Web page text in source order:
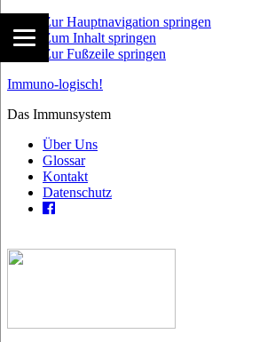
Zur Hauptnavigation springen
Zum Inhalt springen
Zur Fußzeile springen
Immuno-logisch!
Das Immunsystem
Über Uns
Glossar
Kontakt
Datenschutz